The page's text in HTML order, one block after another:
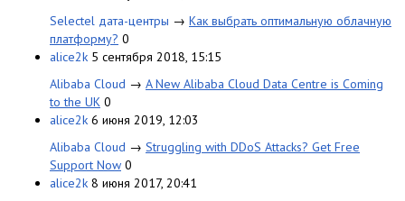
Selectel дата-центры → Как выбрать оптимальную облачную
платформу? 0
alice2k 5 сентября 2018, 15:15
Alibaba Cloud → A New Alibaba Cloud Data Centre is Coming
to the UK 0
alice2k 6 июня 2019, 12:03
Alibaba Cloud → Struggling with DDoS Attacks? Get Free
Support Now 0
alice2k 8 июня 2017, 20:41